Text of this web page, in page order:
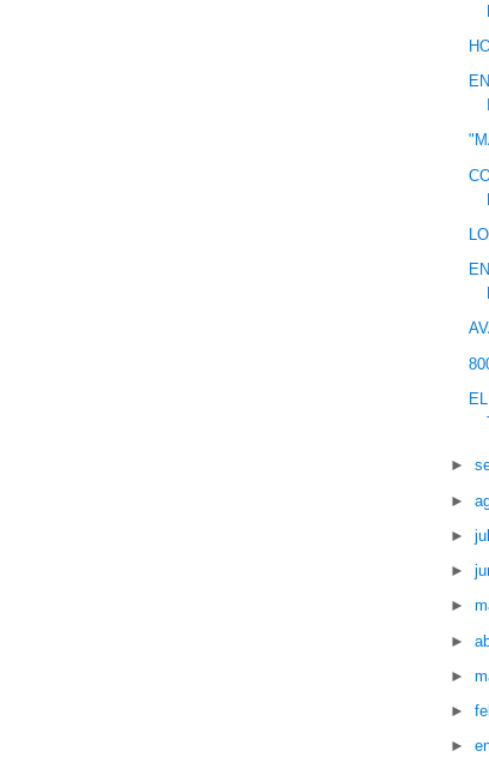
►
►
►
►
►
►
►
►
►